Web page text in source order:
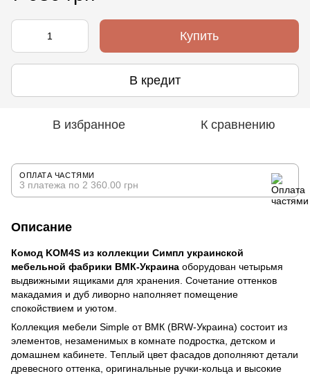
Купить
В кредит
В избранное К сравнению
ОПЛАТА ЧАСТЯМИ
3 платежа по 2 360.00 грн
Описание
Комод KOM4S из коллекции Симпл украинской
мебельной фабрики ВМК-Украина оборудован четырьмя
выдвижными ящиками для хранения. Сочетание оттенков
макадамия и дуб ливорно наполняет помещение
спокойствием и уютом.
Коллекция мебели Simple от ВМК (BRW-Украина) состоит из
элементов, незаменимых в комнате подростка, детском и
домашнем кабинете. Теплый цвет фасадов дополняют детали
древесного оттенка, оригинальные ручки-кольца и высокие